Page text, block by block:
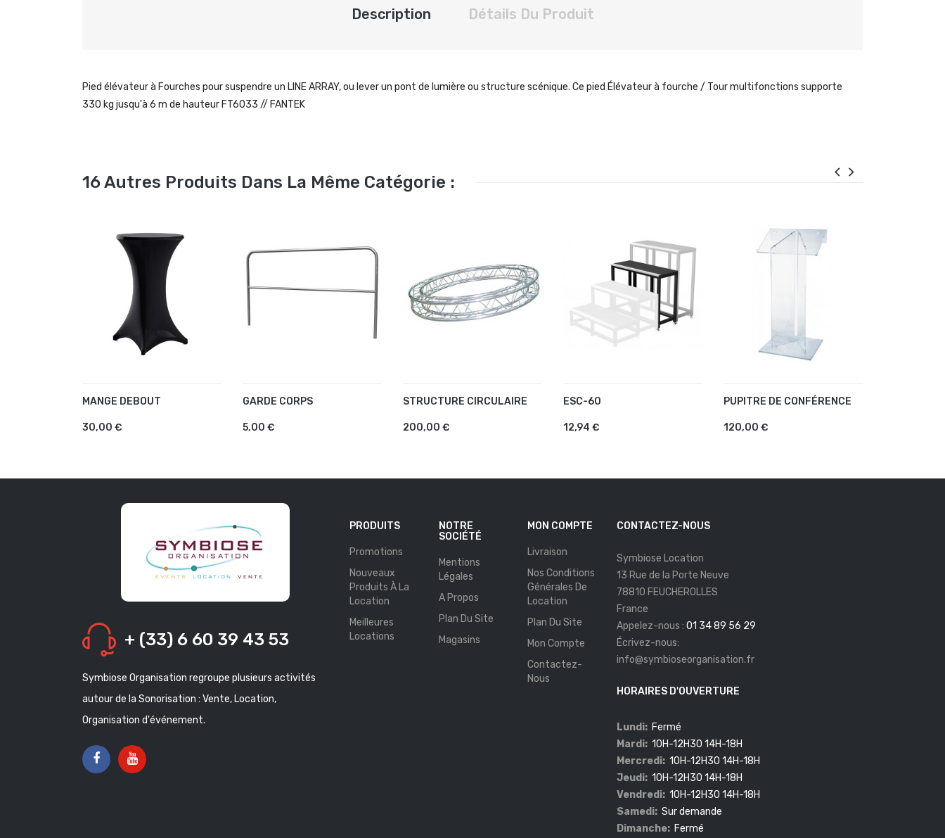
Description Détails Du Produit
Pied élévateur à Fourches pour suspendre un LINE ARRAY, ou lever un pont de lumière ou structure scénique. Ce pied Élévateur à fourche / Tour multifonctions supporte
330 kg jusqu'à 6 m de hauteur FT6033 // FANTEK
16 Autres Produits Dans La Même Catégorie :
MANGE DEBOUT
30,00 €
AJOUTER AU PANIER GARDE CORPS
5,00 €
AJOUTER AU PANIER STRUCTURE CIRCULAIRE
200,00 €
AJOUTER AU PANIER ESC-60
12,94 €
AJOUTER AU PANIER PUPITRE DE CONFÉRENCE
120,00 €
AJOUTER AU PANIER
+ (33) 6 60 39 43 53
Symbiose Organisation regroupe plusieurs activités
autour de la Sonorisation : Vente, Location,
Organisation d'événement.
PRODUITS
Promotions
Nouveaux
Produits À La
Location
Meilleures
Locations
NOTRE
SOCIÉTÉ
Mentions
Légales
A Propos
Plan Du Site
Magasins
MON COMPTE
Livraison
Nos Conditions
Générales De
Location
Plan Du Site
Mon Compte
Contactez-
Nous
CONTACTEZ-NOUS
Symbiose Location
13 Rue de la Porte Neuve
78810 FEUCHEROLLES
France
Appelez-nous : 01 34 89 56 29
Écrivez-nous:
info@symbioseorganisation.fr
HORAIRES D'OUVERTURE
Lundi: Fermé
Mardi: 10H-12H30 14H-18H
Mercredi: 10H-12H30 14H-18H
Jeudi: 10H-12H30 14H-18H
Vendredi: 10H-12H30 14H-18H
Samedi: Sur demande
Dimanche: Fermé